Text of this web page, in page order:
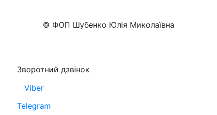
© ФОП Шубенко Юлія Миколаївна
Зворотний дзвінок
Viber
Telegram